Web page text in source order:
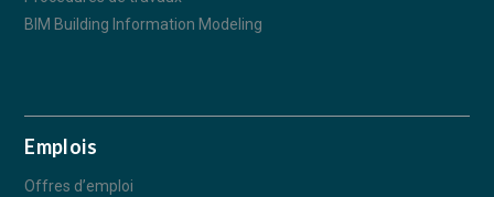
BIM Building Information Modeling
Emplois
Offres d’emploi